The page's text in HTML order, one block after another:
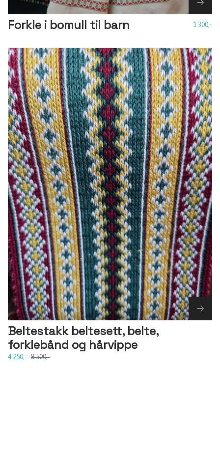
Forkle i bomull til barn 1 300,-
Beltestakk beltesett, belte,
forklebånd og hårvippe
4 250,- 8 500,-